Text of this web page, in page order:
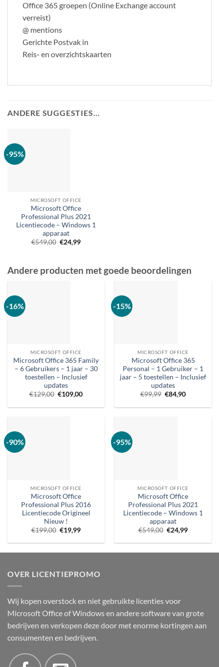
Office 365 groepen (Online Exchange account
verreist)
@ mentions
Gerichte Postvak in
Reis- en overzichtskaarten
ANDERE SUGGESTIES…
-95%
MICROSOFT OFFICE
Microsoft Office
Professional Plus 2021
Licentiecode – Windows 1
apparaat
€549,00 Oorspronkelijke
prijs
€24,99Huidige
Andere producten met goede beoordelingen
-16%
MICROSOFT OFFICE
Microsoft Office 365 Family
– 6 Gebruikers – 1 jaar – 30
toestellen – Inclusief
updates
€129,00 Oorspronkelijke
was:
€109,00Huidige
is:
-15%
MICROSOFT OFFICE
Microsoft Office 365
Personal – 1 Gebruiker – 1
jaar – 5 toestellen – Inclusief
updates
€99,99 Oorspronkelijke
prijs
was:
€84,90Huidige
is:
-90%
MICROSOFT OFFICE
Microsoft Office
Professional Plus 2016
Licentiecode Origineel
Nieuw !
€199,00 Oorspronkelijke
prijs
was:
€19,99Huidige
is:
-95%
MICROSOFT OFFICE
Microsoft Office
Professional Plus 2021
Licentiecode – Windows 1
apparaat
€549,00 Oorspronkelijke
prijs
was:
€24,99Huidige
is:
OVER LICENTIEPROMO
Wij kopen overstock en niet gebruikte licenties voor
Microsoft Office of Windows en andere software van grote
bedrijven en verkopen deze door met enorme kortingen aan
consumenten en bedrijven.